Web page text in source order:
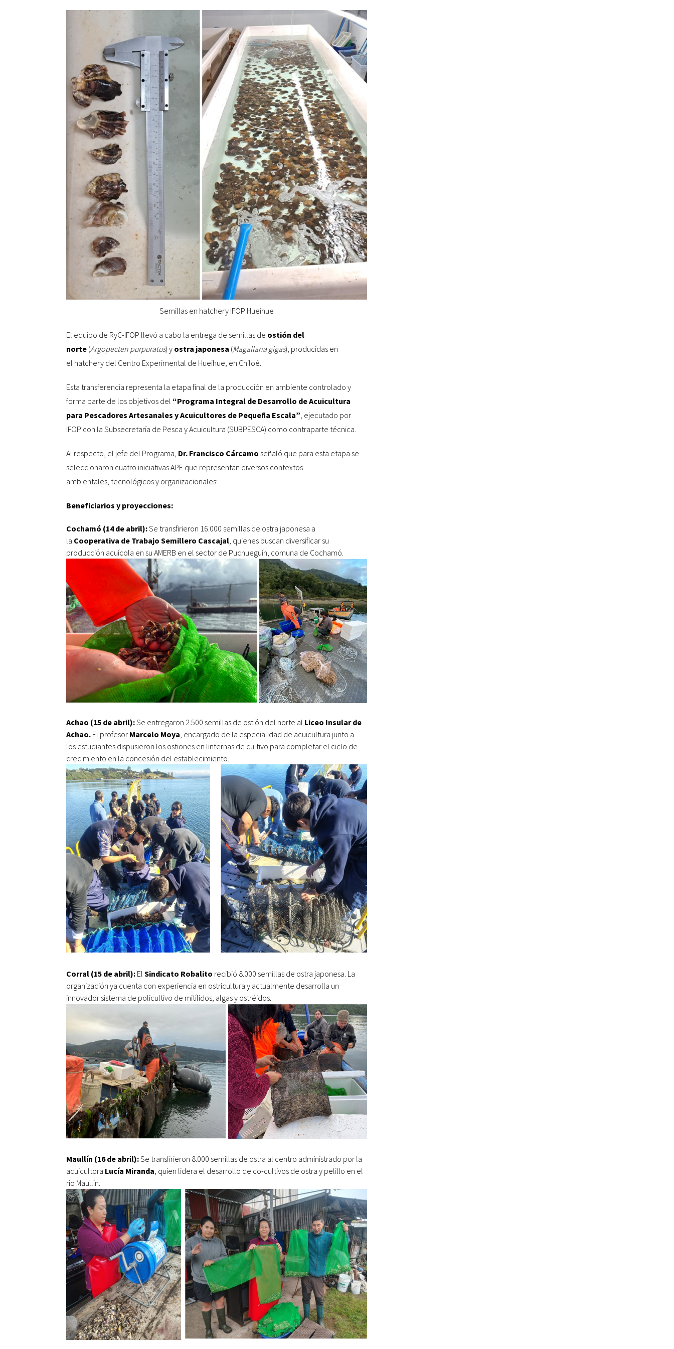
Sembrando elMarde Chile
Semillas en hatchery IFOP Hueihue
El equipo de RyC-IFOP llevó a cabo la entrega de semillas de ostión del
norte (Argopecten purpuratus) y ostra japonesa (Magallana gigas), producidas en
el hatchery del Centro Experimental de Hueihue, en Chiloé.
Esta transferencia representa la etapa final de la producción en ambiente controlado y
forma parte de los objetivos del “Programa Integral de Desarrollo de Acuicultura
para Pescadores Artesanales y Acuicultores de Pequeña Escala”, ejecutado por
IFOP con la Subsecretaría de Pesca y Acuicultura (SUBPESCA) como contraparte técnica.
Al respecto, el jefe del Programa, Dr. Francisco Cárcamo señaló que para esta etapa se
seleccionaron cuatro iniciativas APE que representan diversos contextos
ambientales, tecnológicos y organizacionales:
Beneficiarios y proyecciones:
Cochamó (14 de abril):Se transfirieron 16.000 semillas de ostra japonesa a
la Cooperativa de Trabajo Semillero Cascajal, quienes buscan diversificar su
producción acuícola en su AMERB en el sector de Puchueguín, comuna de Cochamó.
Achao (15 de abril):Se entregaron 2.500 semillas de ostión del norte al Liceo Insular de
Achao. El profesor Marcelo Moya , encargado de la especialidad de acuicultura junto a
los estudiantes dispusieron los ostiones en linternas de cultivo para completar el ciclo de
crecimiento en la concesión del establecimiento.
Corral (15 de abril): El Sindicato Robalito recibió 8.000 semillas de ostra japonesa. La
organización ya cuenta con experiencia en ostricultura y actualmente desarrolla un
innovador sistema de policultivo de mitílidos, algas y ostréidos.
Maullín (16 de abril):Se transfirieron 8.000 semillas de ostra al centro administrado por la
acuicultora Lucía Miranda , quien lidera el desarrollo de co-cultivos de ostra y pelillo en el
río Maullín.